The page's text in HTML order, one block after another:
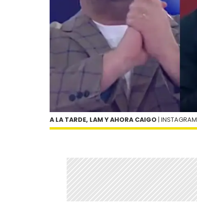
A LA TARDE, LAM Y AHORA CAIGO | INSTAGRAM